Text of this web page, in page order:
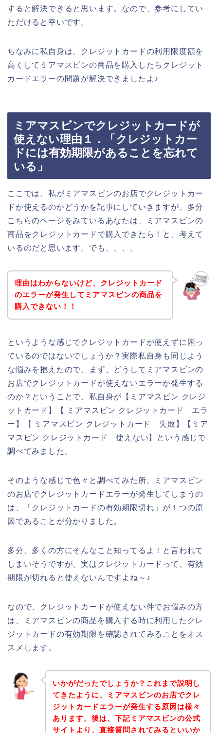
すると解決できると思います。なので、参考にしてい
ただけると幸いです。
ちなみに私自身は、クレジットカードの利用限度額を
高くしてミアマスビンの商品を購入したらクレジット
カードエラーの問題が解決できましたよ♪
ミアマスビンでクレジットカードが
使えない理由１．「クレジットカー
ドには有効期限があることを忘れて
いる」
ここでは、私がミアマスビンのお店でクレジットカー
ドが使えるのかどうかを記事にしていきますが、多分
こちらのページをみているあなたは、ミアマスビンの
商品をクレジットカードで購入できたら！と、考えて
いるのだと思います。でも、、、。
理由はわからないけど、クレジットカード
のエラーが発生してミアマスビンの商品を
購入できない！！
というような感じでクレジットカードが使えずに困っ
ているのではないでしょうか？実際私自身も同じよう
な悩みを抱えたので、まず、どうしてミアマスビンの
お店でクレジットカードが使えないエラーが発生する
のか？ということで、私自身が【ミアマスビン クレジ
ットカード】【 ミアマスビン クレジットカード エラ
ー】【 ミアマスビン クレジットカード 失敗】【ミア
マスビン クレジットカード 使えない】という感じで
調べてみました。
そのような感じで色々と調べてみた所、ミアマスビン
のお店でクレジットカードエラーが発生してしまうの
は、「クレジットカードの有効期限切れ」が１つの原
因であることが分かりました。
多分、多くの方にそんなこと知ってるよ！と言われて
しまいそうですが、実はクレジットカードって、有効
期限が切れると使えないんですよね～♪
なので、クレジットカードが使えない件でお悩みの方
は、ミアマスビンの商品を購入する時に利用したクレ
ジットカードの有効期限を確認されてみることをオス
スメします。
いかがだったでしょうか？これまで説明し
てきたように、ミアマスビンのお店でクレ
ジットカードエラーが発生する原因は様々
あります。後は、下記ミアマスビンの公式
サイトより、直接質問されてみるといいか